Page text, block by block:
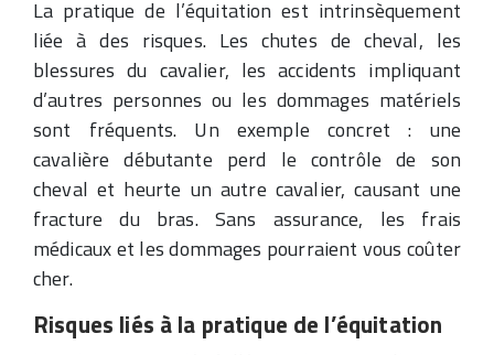
La pratique de l’équitation est intrinsèquement
liée à des risques. Les chutes de cheval, les
blessures du cavalier, les accidents impliquant
d’autres personnes ou les dommages matériels
sont fréquents. Un exemple concret : une
cavalière débutante perd le contrôle de son
cheval et heurte un autre cavalier, causant une
fracture du bras. Sans assurance, les frais
médicaux et les dommages pourraient vous coûter
cher.
Risques liés à la pratique de l’équitation